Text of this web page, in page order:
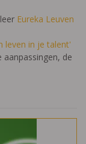
Eureka Leuven
leven in je talent'
de